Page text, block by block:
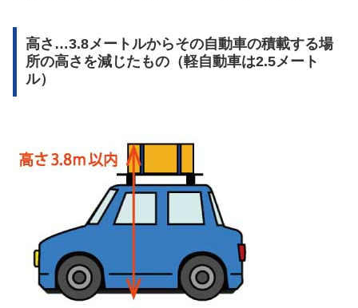
高さ…3.8メートルからその自動車の積載する場
所の高さを減じたもの（軽自動車は2.5メート
ル）